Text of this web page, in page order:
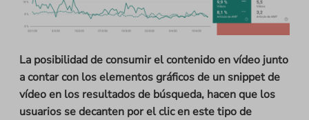
La posibilidad de consumir el contenido en vídeo junto
a contar con los elementos gráficos de un snippet de
vídeo en los resultados de búsqueda, hacen que los
usuarios se decanten por el clic en este tipo de